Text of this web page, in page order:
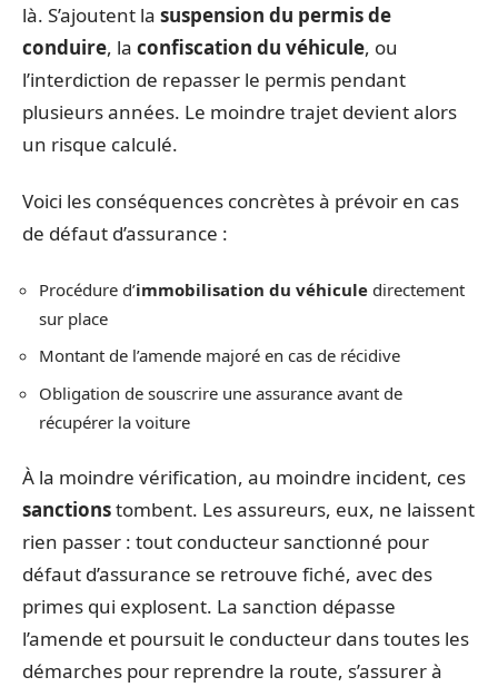
là. S’ajoutent la suspension du permis de
conduire, la confiscation du véhicule, ou
l’interdiction de repasser le permis pendant
plusieurs années. Le moindre trajet devient alors
un risque calculé.
Voici les conséquences concrètes à prévoir en cas
de défaut d’assurance :
Procédure d’immobilisation du véhicule directement
sur place
Montant de l’amende majoré en cas de récidive
Obligation de souscrire une assurance avant de
récupérer la voiture
À la moindre vérification, au moindre incident, ces
sanctionstombent. Les assureurs, eux, ne laissent
rien passer : tout conducteur sanctionné pour
défaut d’assurance se retrouve fiché, avec des
primes qui explosent. La sanction dépasse
l’amende et poursuit le conducteur dans toutes les
démarches pour reprendre la route, s’assurer à